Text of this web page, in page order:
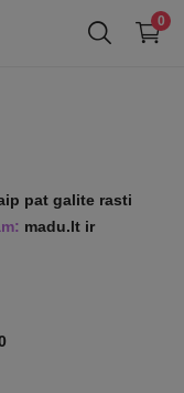
0
pat galite rasti
madu.lt ir